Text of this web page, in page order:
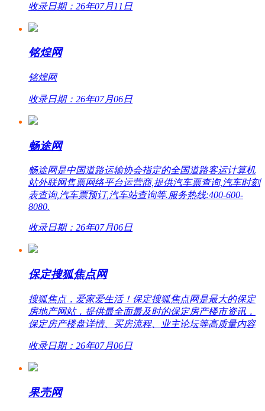
收录日期：26年07月11日
铭煌网
铭煌网
收录日期：26年07月06日
畅途网
畅途网是中国道路运输协会指定的全国道路客运计算机
站外联网售票网络平台运营商,提供汽车票查询,汽车时刻
表查询,汽车票预订,汽车站查询等.服务热线:400-600-
8080.
收录日期：26年07月06日
保定搜狐焦点网
搜狐焦点，爱家爱生活！保定搜狐焦点网是最大的保定
房地产网站，提供最全面最及时的保定房产楼市资讯，
保定房产楼盘详情、买房流程、业主论坛等高质量内容
收录日期：26年07月06日
果壳网